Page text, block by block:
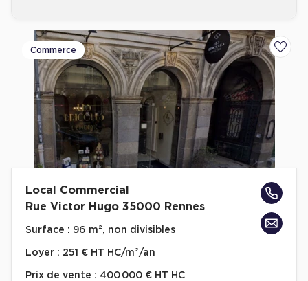
Commerce
Local Commercial
Rue Victor Hugo 35000 Rennes
Surface : 96 m², non divisibles
Loyer : 251 € HT HC/m²/an
Prix de vente : 400 000 € HT HC